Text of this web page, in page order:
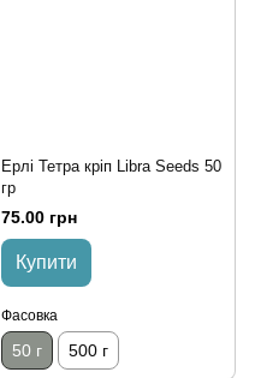
Ерлі Тетра кріп Libra Seeds 50
гр
75.00 грн
Купити
Фасовка
50 г 500 г